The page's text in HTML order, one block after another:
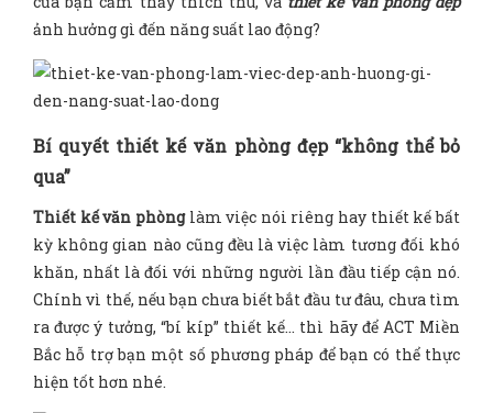
ảnh hưởng gì đến năng suất lao động?
Bí quyết thiết kế văn phòng đẹp “không thể bỏ
qua”
Thiết kế văn phònglàm việc nói riêng hay thiết kế bất
kỳ không gian nào cũng đều là việc làm tương đối khó
khăn, nhất là đối với những người lần đầu tiếp cận nó.
Chính vì thế, nếu bạn chưa biết bắt đầu tư đâu, chưa tìm
ra được ý tưởng, “bí kíp” thiết kế… thì hãy để ACT Miền
Bắc hỗ trợ bạn một số phương pháp để bạn có thể thực
hiện tốt hơn nhé.